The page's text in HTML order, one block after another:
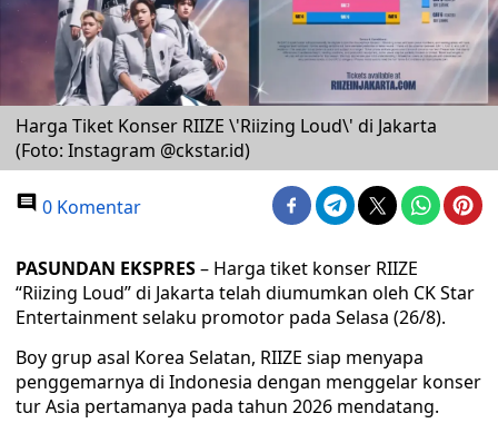
Harga Tiket Konser RIIZE \'Riizing Loud\' di Jakarta
(Foto: Instagram @ckstar.id)
0 Komentar
PASUNDAN EKSPRES– Harga tiket konser RIIZE
“Riizing Loud” di Jakarta telah diumumkan oleh CK Star
Entertainment selaku promotor pada Selasa (26/8).
Boy grup asal Korea Selatan, RIIZE siap menyapa
penggemarnya di Indonesia dengan menggelar konser
tur Asia pertamanya pada tahun 2026 mendatang.